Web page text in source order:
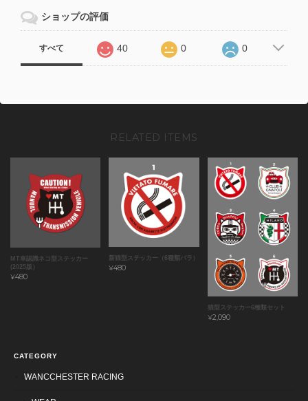
ショップの評価
すべて 40 0 0
RELATED ITEMS
MT車認識ネコ型ステッカー
(2025版）
¥480
新猫型ステッカー（6種類バラ）
¥480
猫型ステッカー6種類セット
¥2,090
CATEGORY
WANCCHESTER RACING